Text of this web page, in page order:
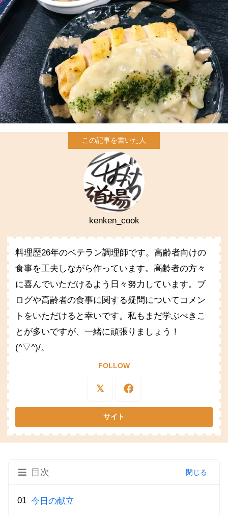
kenken_cook
料理歴26年のベテラン調理師です。高齢者向けの
食事を工夫しながら作っています。高齢者の方々
に喜んでいただけるよう日々努力しています。ブ
ログや高齢者の食事に関する疑問についてコメン
トをいただけると幸いです。私もまだ学ぶべきこ
とが多いですが、一緒に頑張りましょう！
(^▽^)/。
FOLLOW
目次
今日の献立